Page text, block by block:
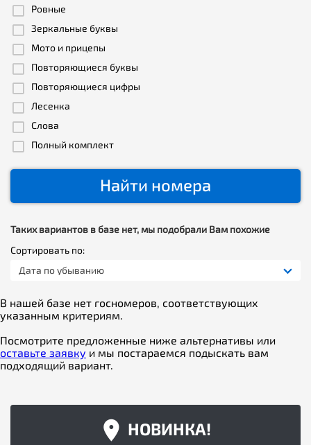
Ровные
Зеркальные буквы
Мото и прицепы
Повторяющиеся буквы
Повторяющиеся цифры
Лесенка
Слова
Полный комплект
Найти номера
Таких вариантов в базе нет, мы подобрали Вам похожие
Сортировать по:
Дата по убыванию
В нашей базе нет госномеров, соответствующих
указанным критериям.
Посмотрите предложенные ниже альтернативы или
оставьте заявку и мы постараемся подыскать вам
подходящий вариант.
НОВИНКА!